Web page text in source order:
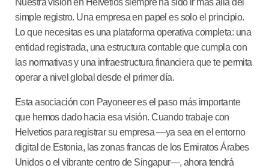
simple registro. Una empresa en papel es solo el principio.
Lo que necesitas es una plataforma operativa completa: una
entidad registrada, una estructura contable que cumpla con
las normativas y una infraestructura financiera que te permita
operar a nivel global desde el primer día.
Esta asociación con Payoneer es el paso más importante
que hemos dado hacia esa visión. Cuando trabaje con
Helvetios para registrar su empresa —ya sea en el entorno
digital de Estonia, las zonas francas de los Emiratos Árabes
Unidos o el vibrante centro de Singapur—, ahora tendrá